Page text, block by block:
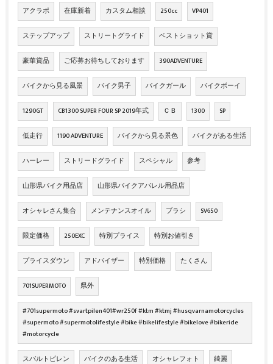
アクラポ 在庫新着 カスタム相談 250cc VP401
ステップアップ ストリートグライド ベストショット賞
豪華賞品 ご応募お待ちしております 390ADVENTURE
バイクから見る風景 バイク男子 バイクガール バイクボーイ
1290GT CB1300 SUPER FOUR SP 2019年式 ＣＢ 1300 SP
低走行 1190 ADVENTURE バイクから見る景色 バイクがある生活
ハーレー ストリードグライド スペシャル 参考
山形県バイク用品店 山形県バイクアパレル用品店
オシャレさん集合 メンテナンスオイル ブラシ SV650
限定価格 250EXC 特別プライス 特別お値引き
プライスダウン アドバイザー 特別価格 たくさん
701SUPERMOTO 県外
#701supermoto #svartpilen401#wr250f #ktm #ktmj #husqvarnamotorcycles
#supermoto #supermotolifestyle #bike #bikelifestyle #bikelove #bikeride
#motorcycle
スバルトピレン バイクのある生活 オシャレフォト 綺麗